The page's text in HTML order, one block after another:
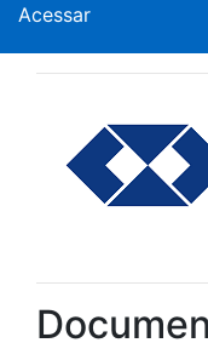
Acessar